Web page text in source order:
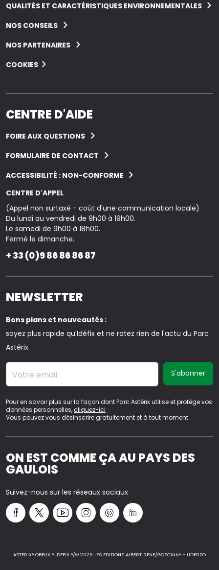
QUALITÉS ET CARACTÉRISTIQUES ENVIRONNEMENTALES
NOS CONSEILS
NOS PARTENAIRES
COOKIES
CENTRE D'AIDE
FOIRE AUX QUESTIONS
FORMULAIRE DE CONTACT
ACCESSIBILITÉ : NON-CONFORME
CENTRE D'APPEL
(Appel non surtaxé - coût d'une communication locale)
Du lundi au vendredi de 9h00 à 19h00.
Le samedi de 9h00 à 18h00.
Fermé le dimanche.
+ 33 (0)9 86 86 86 87
ON EST COMME ÇA AU PAYS DES
GAULOIS
Suivez-nous sur les réseaux sociaux
NEWSLETTER
Bons plans et nouveautés :
soyez plus rapide qu'Idéfix et ne ratez rien de l'actu du Parc
Astérix.
Votre email
Pour en savoir plus sur la façon dont Parc Astérix utilise et protège vos
données personnelles,cliquez-ici
Vous pouvez vous désinscrire gratuitement et à tout moment.
ASTERIX® OBELIX ® IDEFIX ®/© 2026 LES EDITIONS ALBERT RENE/GOSCINNY - UDERZO